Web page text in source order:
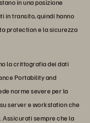
in una posizione
in transito, quindi hanno
protection e la sicurezza
la crittografia dei dati
Portability and
norme severe per la
server e workstation che
Assicurati sempre che la